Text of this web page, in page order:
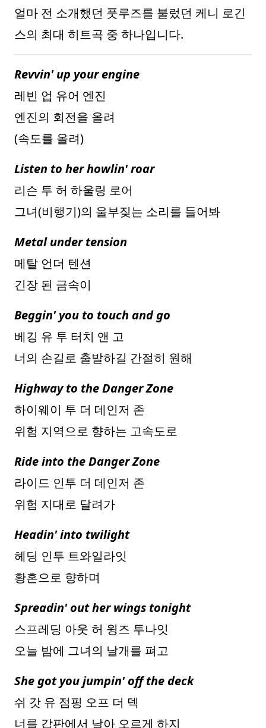
얼마 전 소개했던 풋루즈를 불렀던 케니 로긴
스의 최대 히트곡 중 하나입니다.
Revvin' up your engine
레빈 업 유어 엔진
엔진의 회전을 올려
(속도를 올려)
Listen to her howlin' roar
리슨 투 허 하울링 로어
그녀(비행기)의 울부짖는 소리를 들어봐
Metal under tension
메탈 언더 텐션
긴장 된 금속이
Beggin' you to touch and go
베깅 유 투 터치 앤 고
너의 손길로 출발하길 간절히 원해
Highway to the Danger Zone
하이웨이 투 더 데인저 존
위험 지역으로 향하는 고속도로
Ride into the Danger Zone
라이드 인투 더 데인저 존
위험 지대로 달려가
Headin' into twilight
헤딩 인투 트와일라잇
황혼으로 향하며
Spreadin' out her wings tonight
스프레딩 아웃 허 윙즈 투나잇
오늘 밤에 그녀의 날개를 펴고
She got you jumpin' off the deck
쉬 갓 유 점핑 오프 더 덱
너를 갑판에서 날아 오르게 하지